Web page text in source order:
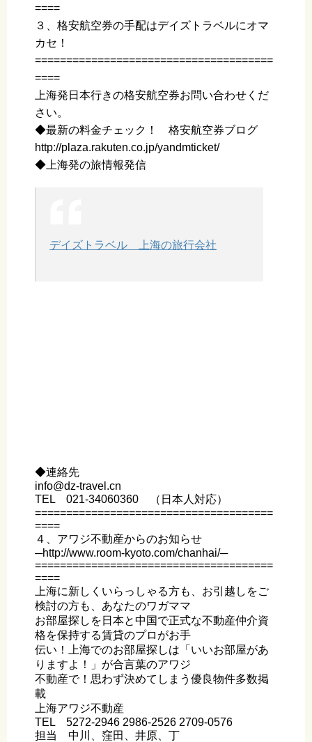
====
３、格安航空券の手配はデイズトラベルにオマ
カセ！
======================================
====
上海発日本行きの格安航空券お問い合わせくだ
さい。
◆最新の料金チェック！ 格安航空券ブログ
http://plaza.rakuten.co.jp/yandmticket/
◆上海発の旅情報発信
デイズトラベル 上海の旅行会社
◆連絡先
info@dz-travel.cn
TEL 021-34060360 （日本人対応）
======================================
====
４、アワジ不動産からのお知らせ
─http://www.room-kyoto.com/chanhai/─
======================================
====
上海に新しくいらっしゃる方も、お引越しをご
検討の方も、あなたのワガママ
お部屋探しを日本と中国で正式な不動産仲介資
格を保持する賃貸のプロがお手
伝い！上海でのお部屋探しは「いいお部屋があ
りますよ！」が合言葉のアワジ
不動産で！思わず決めてしまう優良物件多数掲
載
上海アワジ不動産
TEL 5272-2946 2986-2526 2709-0576
担当 中川、窪田、井原、丁